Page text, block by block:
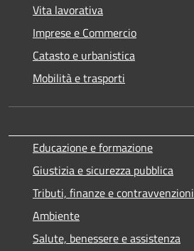
Vita lavorativa
Imprese e Commercio
Catasto e urbanistica
Mobilità e trasporti
Educazione e formazione
Giustizia e sicurezza pubblica
Tributi, finanze e contravvenzioni
Ambiente
Salute, benessere e assistenza